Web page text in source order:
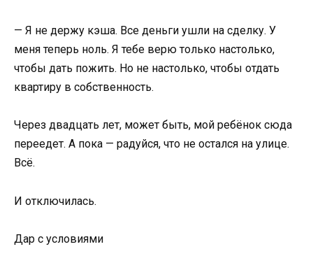
— Я не держу кэша. Все деньги ушли на сделку. У
меня теперь ноль. Я тебе верю только настолько,
чтобы дать пожить. Но не настолько, чтобы отдать
квартиру в собственность.
Через двадцать лет, может быть, мой ребёнок сюда
переедет. А пока — радуйся, что не остался на улице.
Всё.
И отключилась.
Дар с условиями